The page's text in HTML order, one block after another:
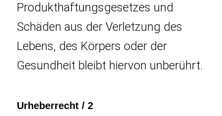
Produkthaftungsgesetzes und
Schäden aus der Verletzung des
Lebens, des Körpers oder der
Gesundheit bleibt hiervon unberührt.
Urheberrecht / 2